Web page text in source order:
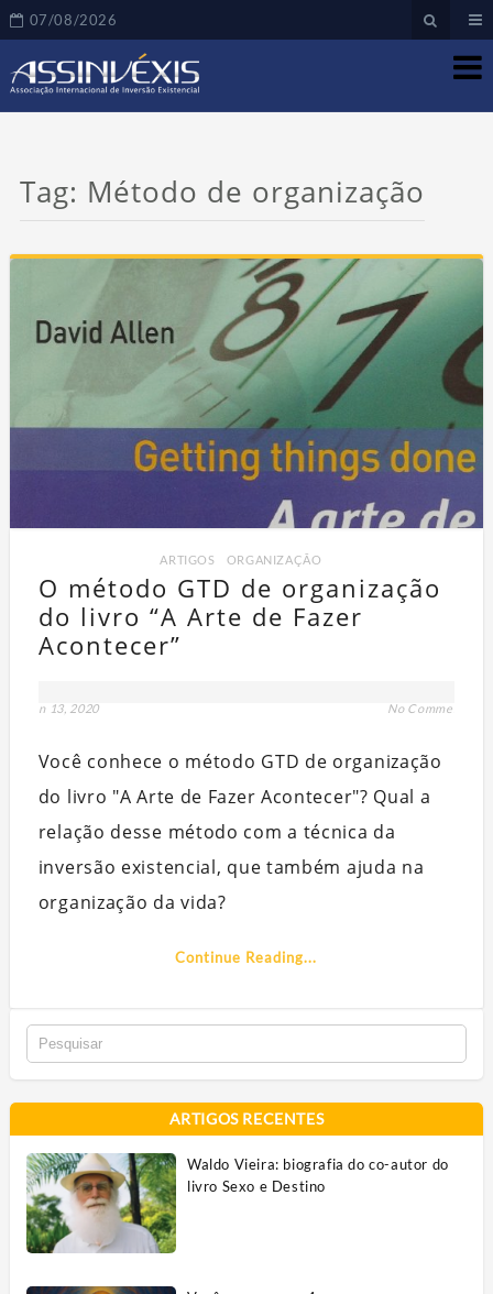
07/08/2026
Tag: Método de organização
ARTIGOS ORGANIZAÇÃO
O método GTD de organização
do livro “A Arte de Fazer
Acontecer”
jun 13, 2020 No Comment
Você conhece o método GTD de organização
do livro "A Arte de Fazer Acontecer"? Qual a
relação desse método com a técnica da
inversão existencial, que também ajuda na
organização da vida?
Continue Reading...
as
em
ARTIGOS RECENTES
Waldo Vieira: biografia do co-autor do
livro Sexo e Destino